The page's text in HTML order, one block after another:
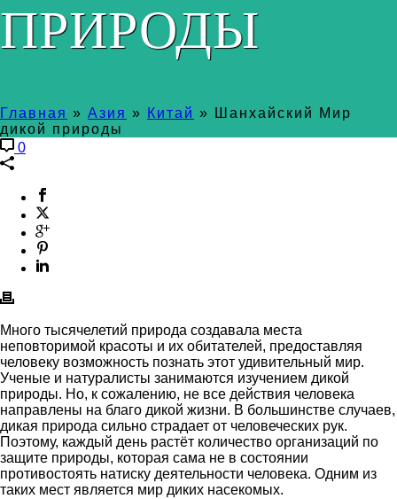
ПРИРОДЫ
Главная » Азия » Китай »
Шанхайский Мир
дикой природы
0
Много тысячелетий природа создавала места
неповторимой красоты и их обитателей, предоставляя
человеку возможность познать этот удивительный мир.
Ученые и натуралисты занимаются изучением дикой
природы. Но, к сожалению, не все действия человека
направлены на благо дикой жизни. В большинстве случаев,
дикая природа сильно страдает от человеческих рук.
Поэтому, каждый день растёт количество организаций по
защите природы, которая сама не в состоянии
противостоять натиску деятельности человека. Одним из
таких мест является мир диких насекомых.